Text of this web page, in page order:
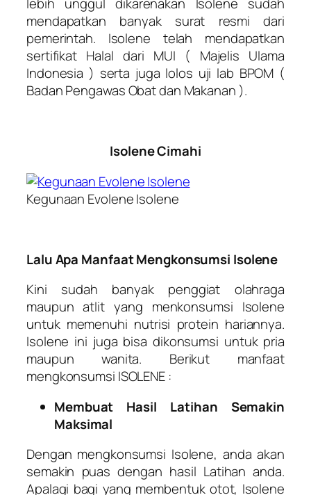
lebih unggul dikarenakan Isolene sudah
mendapatkan banyak surat resmi dari
pemerintah. Isolene telah mendapatkan
sertifikat Halal dari MUI ( Majelis Ulama
Indonesia ) serta juga lolos uji lab BPOM (
Badan Pengawas Obat dan Makanan ).
Isolene Cimahi
Kegunaan Evolene Isolene
Lalu Apa Manfaat Mengkonsumsi Isolene
Kini sudah banyak penggiat olahraga
maupun atlit yang menkonsumsi Isolene
untuk memenuhi nutrisi protein hariannya.
Isolene ini juga bisa dikonsumsi untuk pria
maupun wanita. Berikut manfaat
mengkonsumsi ISOLENE :
Membuat Hasil Latihan Semakin
Maksimal
Dengan mengkonsumsi Isolene, anda akan
semakin puas dengan hasil Latihan anda.
Apalagi bagi yang membentuk otot, Isolene